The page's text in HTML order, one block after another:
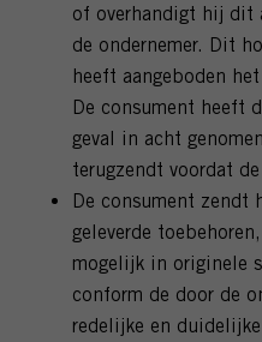
of overhandigt hij dit
de ondernemer. Dit
heeft aangeboden
De consument heeft
geval in acht
terugzendt voordat
De consument zendt
geleverde
mogelijk in originele
conform de door de
redelijke en